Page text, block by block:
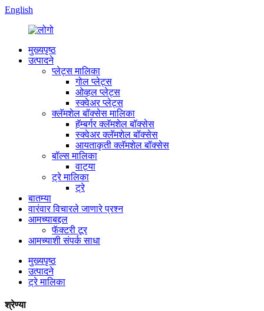
English
मुख्यपृष्ठ
उत्पादने
प्लेट्स मालिका
गोल प्लेट्स
ओव्हल प्लेट्स
स्क्वेअर प्लेट्स
क्लॅमशेल बॉक्सेस मालिका
हॅम्बर्गर क्लॅमशेल बॉक्सेस
स्क्वेअर क्लॅमशेल बॉक्सेस
आयताकृती क्लॅमशेल बॉक्सेस
बॉल्स मालिका
वाट्या
ट्रे मालिका
ट्रे
बातम्या
वारंवार विचारले जाणारे प्रश्न
आमच्याबद्दल
फॅक्टरी टूर
आमच्याशी संपर्क साधा
मुख्यपृष्ठ
उत्पादने
ट्रे मालिका
श्रेण्या